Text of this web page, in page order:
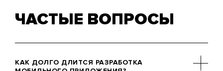
ЧАСТЫЕ ВОПРОСЫ
КАК ДОЛГО ДЛИТСЯ РАЗРАБОТКА